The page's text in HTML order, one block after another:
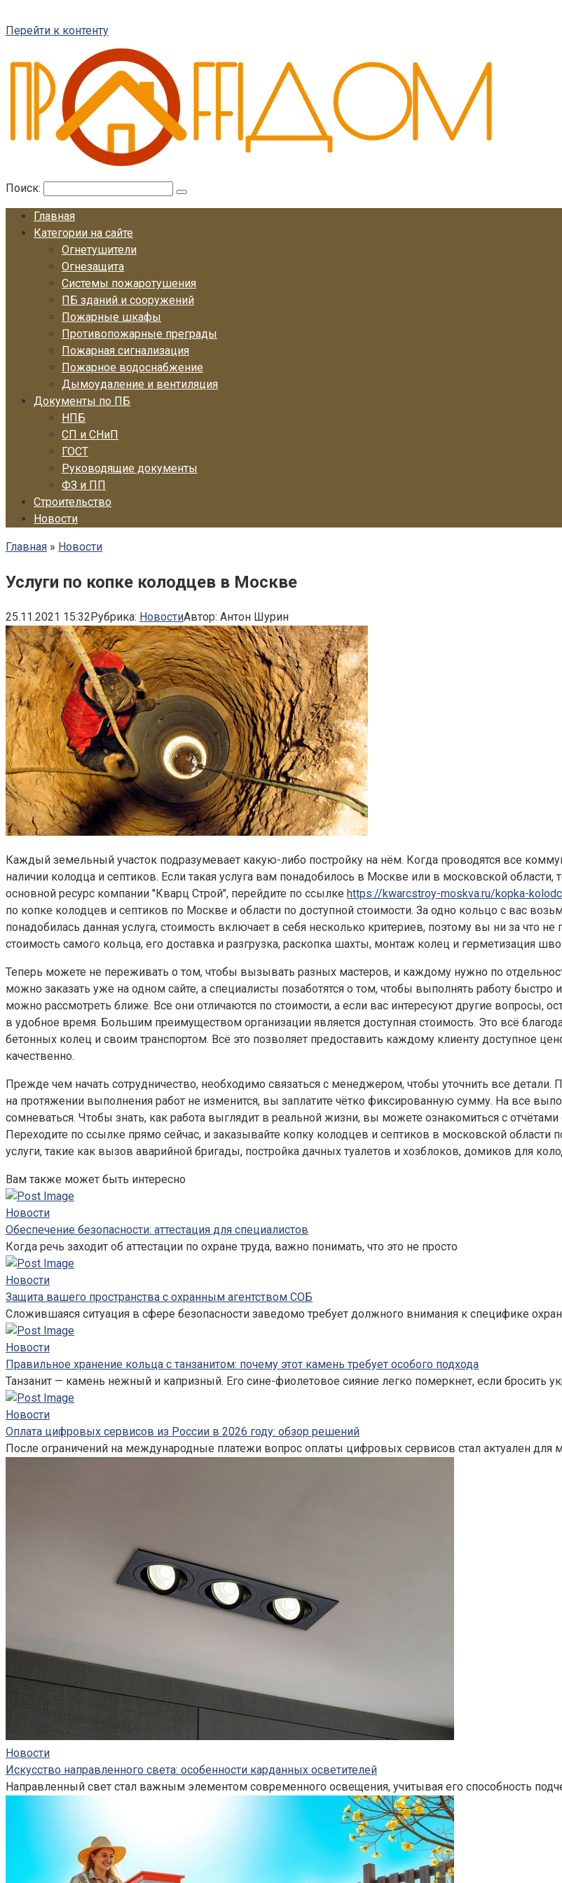
Перейти к контенту
Поиск:
Главная
Категории на сайте
Огнетушители
Огнезащита
Системы пожаротушения
ПБ зданий и сооружений
Пожарные шкафы
Противопожарные преграды
Пожарная сигнализация
Пожарное водоснабжение
Дымоудаление и вентиляция
Документы по ПБ
НПБ
СП и СНиП
ГОСТ
Руководящие документы
ФЗ и ПП
Строительство
Новости
Главная » Новости
Услуги по копке колодцев в Москве
25.11.2021 15:32Рубрика: НовостиАвтор: Антон Шурин
Каждый земельный участок подразумевает какую-либо постройку на нём. Когда проводятся все
наличии колодца и септиков. Если такая услуга вам понадобилось в Москве или в московской
основной ресурс компании "Кварц Строй", перейдите по ссылке https://kwarcstroy-moskva.ru/kopka-
по копке колодцев и септиков по Москве и области по доступной стоимости. За одно кольцо с вас
понадобилась данная услуга, стоимость включает в себя несколько критериев, поэтому вы ни за что
стоимость самого кольца, его доставка и разгрузка, раскопка шахты, монтаж колец и герметизация
Теперь можете не переживать о том, чтобы вызывать разных мастеров, и каждому нужно по
можно заказать уже на одном сайте, а специалисты позаботятся о том, чтобы выполнять работу
можно рассмотреть ближе. Все они отличаются по стоимости, а если вас интересуют другие вопросы,
в удобное время. Большим преимуществом организации является доступная стоимость. Это всё
бетонных колец и своим транспортом. Всё это позволяет предоставить каждому клиенту доступное
качественно.
Прежде чем начать сотрудничество, необходимо связаться с менеджером, чтобы уточнить все детали.
на протяжении выполнения работ не изменится, вы заплатите чётко фиксированную сумму. На все
сомневаться. Чтобы знать, как работа выглядит в реальной жизни, вы можете ознакомиться с
Переходите по ссылке прямо сейчас, и заказывайте копку колодцев и септиков в московской области
услуги, такие как вызов аварийной бригады, постройка дачных туалетов и хозблоков, домиков для
Вам также может быть интересно
Новости
Обеспечение безопасности: аттестация для специалистов
Когда речь заходит об аттестации по охране труда, важно понимать, что это не просто
Новости
Защита вашего пространства с охранным агентством СОБ
Сложившаяся ситуация в сфере безопасности заведомо требует должного внимания к специфике
Новости
Правильное хранение кольца с танзанитом: почему этот камень требует особого подхода
Танзанит — камень нежный и капризный. Его сине-фиолетовое сияние легко померкнет, если бросить
Новости
Оплата цифровых сервисов из России в 2026 году: обзор решений
После ограничений на международные платежи вопрос оплаты цифровых сервисов стал актуален для
Новости
Искусство направленного света: особенности карданных осветителей
Направленный свет стал важным элементом современного освещения, учитывая его способность